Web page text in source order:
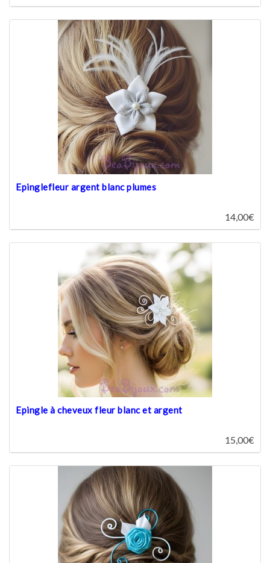
Epinglefleur argent blanc plumes
14,00€
Epingle à cheveux fleur blanc et argent
15,00€